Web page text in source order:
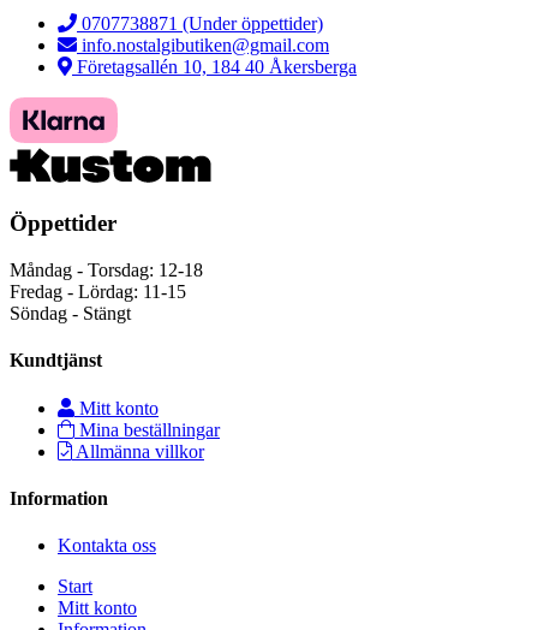
0707738871 (Under öppettider)
info.nostalgibutiken@gmail.com
Företagsallén 10, 184 40 Åkersberga
Öppettider
Måndag - Torsdag: 12-18
Fredag - Lördag: 11-15
Söndag - Stängt
Kundtjänst
Mitt konto
Mina beställningar
Allmänna villkor
Information
Kontakta oss
Start
Mitt konto